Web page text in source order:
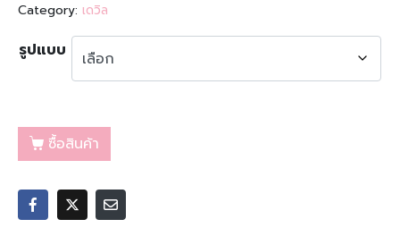
Category: เดวิล
รูปแบบ
ซื้อสินค้า